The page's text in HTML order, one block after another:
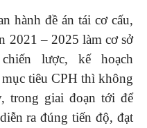
hành đề án tái cơ cấu,
2021 – 2025 làm cơ sở
lược, kế hoạch
tiêu CPH thì không
trong giai đoạn tới để
ra đúng tiến độ, đạt